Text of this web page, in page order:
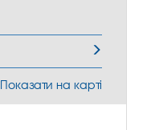
Показати на карті